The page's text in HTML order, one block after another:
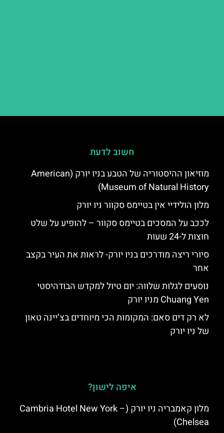
חשוב לדעת
מוזיאון ההיסטוריה של הטבע בניו יורק (American
Museum of Natural History)
מלון הולידיי אין בטיימס סקוור ניו יורק
לככב על המסכים בטיימס סקוור – להופיע על שלט
חוצות ל-24 שעות
סיורי ריצה מודרכים בניו יורק- לראות את העיר בקצב
אחר
נוסעים לגלות שלווה: יום טיול למקדש הבודהיסטי
Chuang Yen מניו יורק
לא רק דים סאם: המקומות הכי מיוחדים בצ’יינה טאון
של ניו יורק
איפה לישון?
מלון קאמבריה ניו יורק (Cambria Hotel New York –
Chelsea)